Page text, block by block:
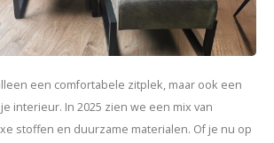
een comfortabele zitplek, maar ook een
interieur. In 2025 zien we een mix van
stoffen en duurzame materialen. Of je nu op